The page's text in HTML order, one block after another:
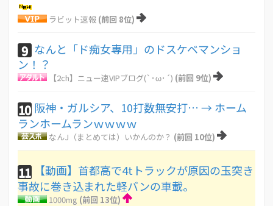
ラビット速報 (前回 8位)
9 なんと「ド痴女専用」のドスケベマンショ
ン！？
【2ch】ニュー速VIPブログ(`･ω･´) (前回 9位)
10 阪神・ガルシア、10打数無安打… → ホーム
ランホームランｗｗｗｗ
なんJ（まとめては）いかんのか？ (前回 10位)
11
【動画】首都高で4tトラックが原因の玉突き
事故に巻き込まれた軽バンの車載。
1000mg (前回 13位)